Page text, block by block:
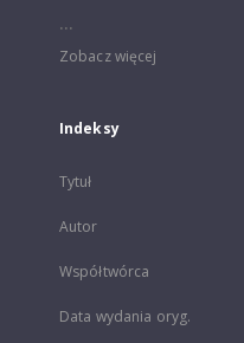
...
Zobacz więcej
Indeksy
Tytuł
Autor
Współtwórca
Data wydania oryg.